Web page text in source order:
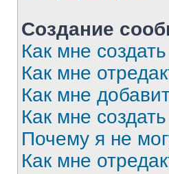
Создание
Как мне
Как мне
Как мне
Как мне
Почему я не
Как мне